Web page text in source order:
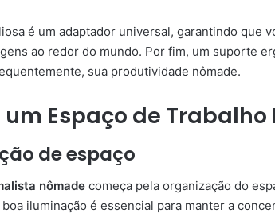
é um adaptador universal, garantindo que
ao redor do mundo. Por fim, um suporte
sua produtividade nômade.
Espaço de Trabalho
de espaço
nômade começa pela organização do
iluminação é essencial para manter a